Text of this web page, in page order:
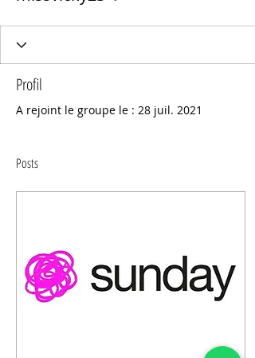
Profil
A rejoint le groupe le : 28 juil. 2021
Posts